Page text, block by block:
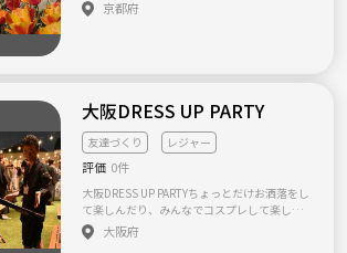
動しています！ ひそかに7年くらい続いてま
のある方はぜひ一緒に楽しみましょう(^^)/ 気
まぐれな管理人が1人で運営してますので、規
模が小さくだいぶゆるいサークルです。来れる
ときに来ていただくシステムですが、一人参
加限定とさせていただいています。 他のメン
バーもはじめは一人から始まってますので、
フレッシュにサークル仲間だけで知り合える
環境を作っております!! ご参加は下記HPのお
問い合わせフォームからお願いします。 (つな
京都府
大阪DRESS UP PARTY
友達づくり レジャー
評価 0件
大阪DRESS UP PARTYちょっとだけお洒落をし
て楽しんだり、みんなでコスプレして楽しん
だり、非日常空間をみんなで共有するパーテ
ィーです！ドレスアップパーティーのコンセ
大阪府